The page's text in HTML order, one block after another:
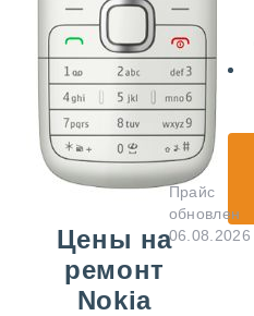
Цены на
ремонт
Nokia
Прайс
обновлен
06.08.2026